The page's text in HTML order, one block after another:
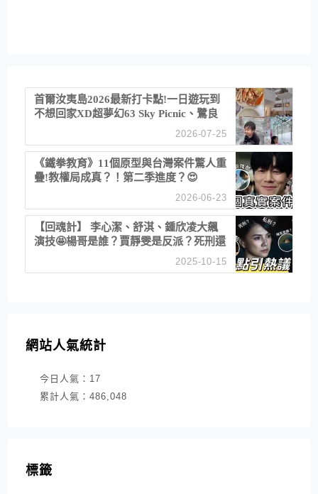
首爾汝夷島2026最新打卡點!一日遊玩到
不想回家XD超夢幻63 Sky Picnic、鷺良
津帝王蟹大餐、《淚之女王》拍攝地、漢
江公園免費玩水
2026-07-25
《鐵拳教育》11個原型與台灣案件驚人重
疊!教權局成真？！第二季進度？😍
2026-06-23
【回魂計】 李心潔、舒淇、鍾欣凌大飆
演技🤩楊哥是誰？賈靜雯是反派？死刑還
2025-10-15
網站人氣統計
今日人氣： 17
累計人氣： 486,048
標籤